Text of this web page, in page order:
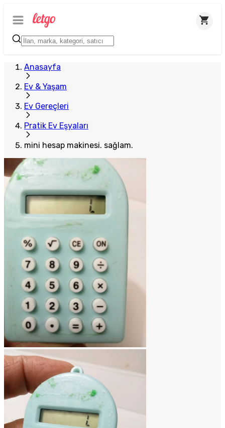
Anasayfa
Ev & Yaşam
Ev Gereçleri
Pratik Ev Eşyaları
mini hesap makinesi. sağlam.